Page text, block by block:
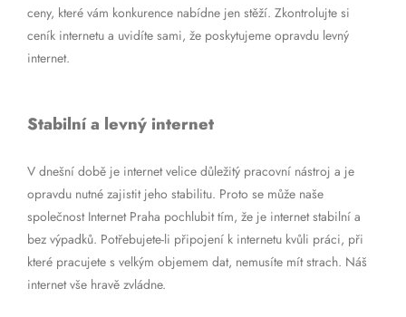
ceny, které vám konkurence nabídne jen stěží. Zkontrolujte si
ceník internetu a uvidíte sami, že poskytujeme opravdu levný
internet.
Stabilní a levný internet
V dnešní době je internet velice důležitý pracovní nástroj a je
opravdu nutné zajistit jeho stabilitu. Proto se může naše
společnost Internet Praha pochlubit tím, že je internet stabilní a
bez výpadků. Potřebujete-li připojení k internetu kvůli práci, při
které pracujete s velkým objemem dat, nemusíte mít strach. Náš
internet vše hravě zvládne.